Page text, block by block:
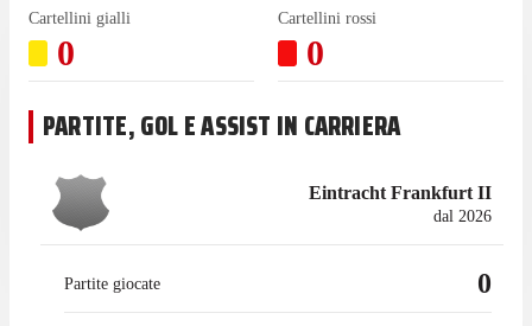
Cartellini gialli
0
Cartellini rossi
0
PARTITE, GOL E ASSIST IN CARRIERA
Eintracht Frankfurt II
dal 2026
Partite giocate 0